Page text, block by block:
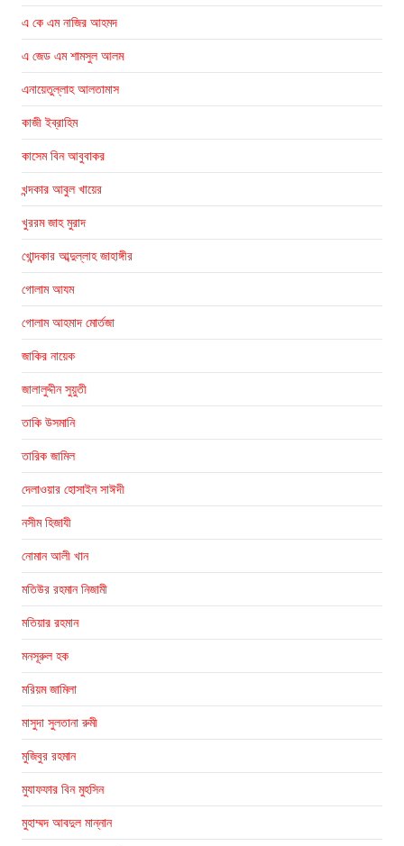
এ কে এম নাজির আহমদ
এ জেড এম শামসুল আলম
এনায়েতুল্লাহ আলতামাস
কাজী ইব্রাহিম
কাসেম বিন আবুবাকর
খন্দকার আবুল খায়ের
খুররম জাহ মুরাদ
খোন্দকার আব্দুল্লাহ জাহাঙ্গীর
গোলাম আযম
গোলাম আহমাদ মোর্তজা
জাকির নায়েক
জালালুদ্দীন সুয়ুতী
তাকি উসমানি
তারিক জামিল
দেলাওয়ার হোসাইন সাঈদী
নসীম হিজাযী
নোমান আলী খান
মতিউর রহমান নিজামী
মতিয়ার রহমান
মনসূরুল হক
মরিয়ম জামিলা
মাসুদা সুলতানা রুমী
মুজিবুর রহমান
মুযাফফার বিন মুহসিন
মুহাম্মদ আবদুল মান্নান